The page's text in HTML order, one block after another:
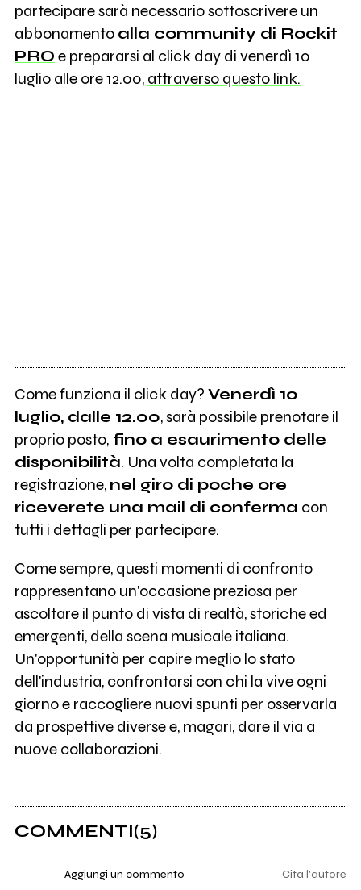
partecipare sarà necessario sottoscrivere un
abbonamento alla community di Rockit
PRO e prepararsi al click day di venerdì 10
luglio alle ore 12.00, attraverso questo link.
Come funziona il click day? Venerdì 10
luglio, dalle 12.00, sarà possibile prenotare il
proprio posto,fino a esaurimento delle
disponibilità. Una volta completata la
registrazione, nel giro di poche ore
riceverete una mail di conferma con
tutti i dettagli per partecipare.
Come sempre, questi momenti di confronto
rappresentano un'occasione preziosa per
ascoltare il punto di vista di realtà, storiche ed
emergenti, della scena musicale italiana.
Un'opportunità per capire meglio lo stato
dell'industria, confrontarsi con chi la vive ogni
giorno e raccogliere nuovi spunti per osservarla
da prospettive diverse e, magari, dare il via a
nuove collaborazioni.
COMMENTI(5)
Aggiungi un commento Cita l'autore